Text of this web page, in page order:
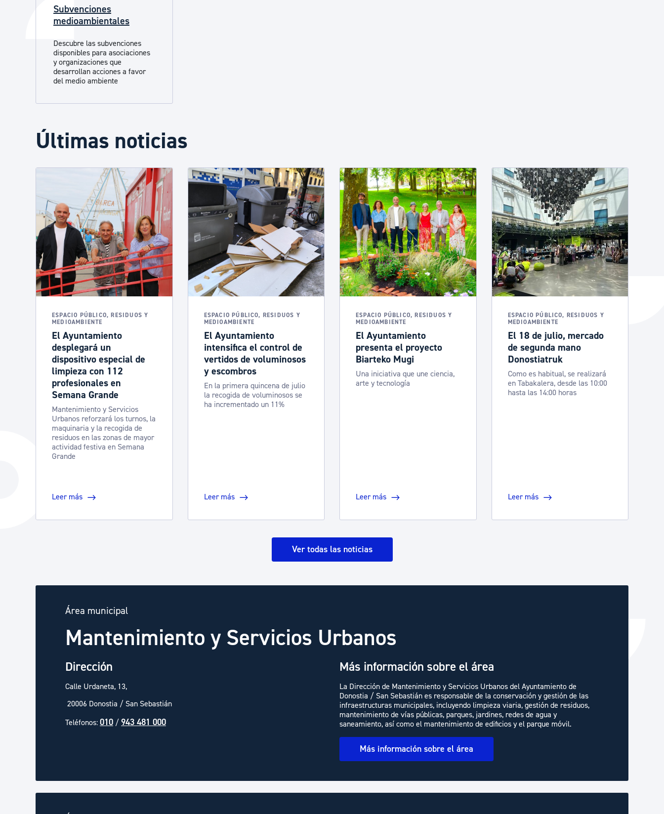
Subvenciones
medioambientales
Descubre las subvenciones
disponibles para asociaciones
y organizaciones que
desarrollan acciones a favor
del medio ambiente
Últimas noticias
ESPACIO PÚBLICO, RESIDUOS Y
MEDIOAMBIENTE
El Ayuntamiento
desplegará un
dispositivo especial de
limpieza con 112
profesionales en
Semana Grande
Mantenimiento y Servicios
Urbanos reforzará los turnos, la
maquinaria y la recogida de
residuos en las zonas de mayor
actividad festiva en Semana
Grande
Leer más
ESPACIO PÚBLICO, RESIDUOS Y
MEDIOAMBIENTE
El Ayuntamiento
intensifica el control de
vertidos de voluminosos
y escombros
En la primera quincena de julio
la recogida de voluminosos se
ha incrementado un 11%
Leer más
ESPACIO PÚBLICO, RESIDUOS Y
MEDIOAMBIENTE
El Ayuntamiento
presenta el proyecto
Biarteko Mugi
Una iniciativa que une ciencia,
arte y tecnología
Leer más
ESPACIO PÚBLICO, RESIDUOS Y
MEDIOAMBIENTE
El 18 de julio, mercado
de segunda mano
Donostiatruk
Como es habitual, se realizará
en Tabakalera, desde las 10:00
hasta las 14:00 horas
Leer más
Ver todas las noticias
Área municipal
Mantenimiento y Servicios Urbanos
Dirección
Calle Urdaneta, 13,
20006 Donostia / San Sebastián
Teléfonos: 010 / 943 481 000
Más información sobre el área
La Dirección de Mantenimiento y Servicios Urbanos del Ayuntamiento de
Donostia / San Sebastián es responsable de la conservación y gestión de las
infraestructuras municipales, incluyendo limpieza viaria, gestión de residuos,
mantenimiento de vías públicas, parques, jardines, redes de agua y
saneamiento, así como el mantenimiento de edificios y el parque móvil.
Más información sobre el área